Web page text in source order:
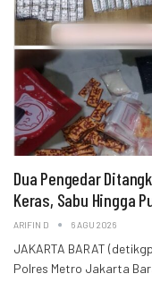
Dua Pengedar
Keras, Sabu Hingga
ARIFIN D 6 AGU 2026
JAKARTA BARAT
Polres Metro Jakarta